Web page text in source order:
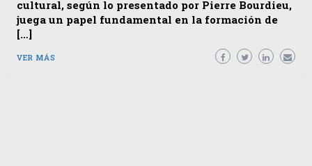
cultural, según lo presentado por Pierre Bourdieu,
juega un papel fundamental en la formación de
[…]
VER MÁS